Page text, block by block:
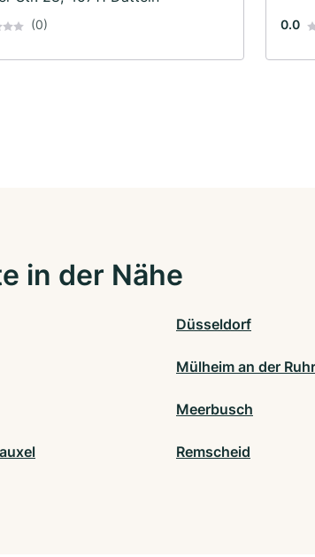
(0) 0.0
in der Nähe
Düsseldorf
Mülheim an der Ruhr
Meerbusch
Remscheid